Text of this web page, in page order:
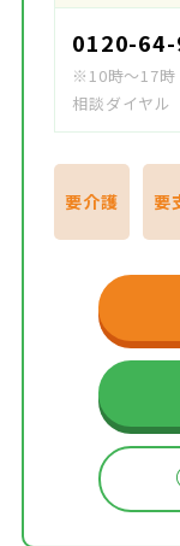
0120-
※10時～17時
相談ダイヤル
要介護 要